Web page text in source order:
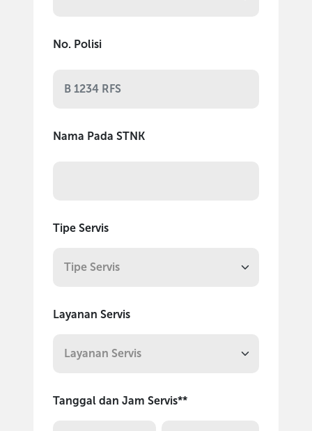
No. Polisi
Nama Pada STNK
Tipe Servis
Layanan Servis
Tanggal dan Jam Servis**